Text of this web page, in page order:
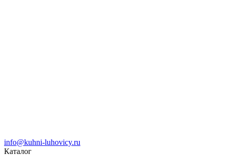
info@kuhni-luhovicy.ru
Каталог